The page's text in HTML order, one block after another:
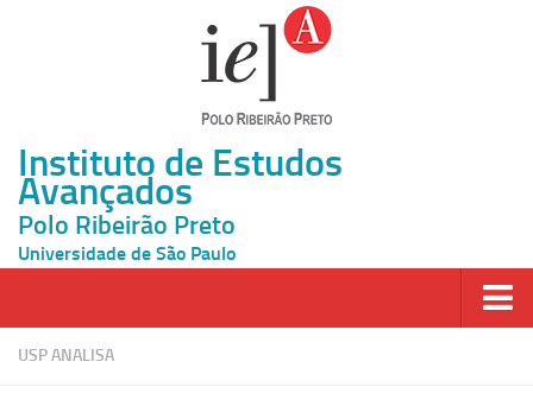
Instituto de Estudos
Avançados
Polo Ribeirão Preto
Universidade de São Paulo
Página Inicial
USP ANALISA